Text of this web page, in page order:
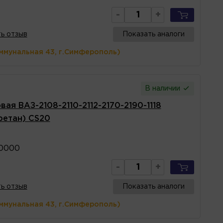
- +
отзыв Показать аналоги
43, г.Симферополь)
В наличии
ВАЗ-2108-2110-2112-2170-2190-1118
CS20
- +
отзыв Показать аналоги
43, г.Симферополь)